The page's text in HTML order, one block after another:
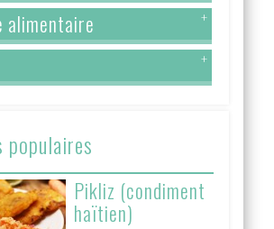
alimentaire +
+
populaires
Pikliz (condiment
haïtien)